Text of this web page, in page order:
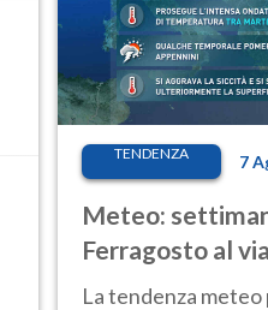
TENDENZA 7
Meteo:
Ferragosto al
intenso e
La tendenza meteo